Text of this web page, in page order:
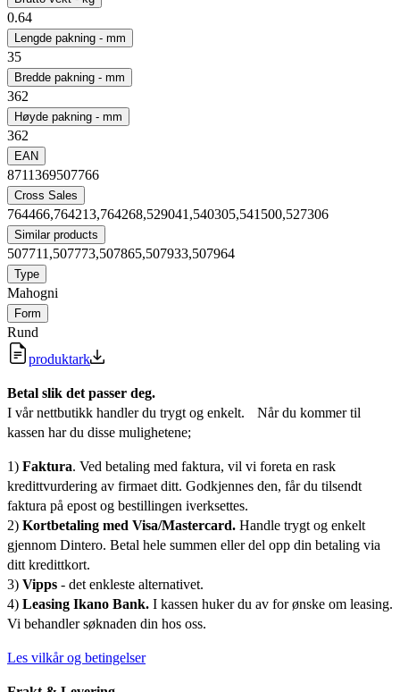
0.64
Lengde pakning - mm
35
Bredde pakning - mm
362
Høyde pakning - mm
362
EAN
8711369507766
Cross Sales
764466,764213,764268,529041,540305,541500,527306
Similar products
507711,507773,507865,507933,507964
Type
Mahogni
Form
Rund
produktark
Betal slik det passer deg.
I vår nettbutikk handler du trygt og enkelt. Når du kommer til
kassen har du disse mulighetene;
1) Faktura. Ved betaling med faktura, vil vi foreta en rask
kredittvurdering av firmaet ditt. Godkjennes den, får du tilsendt
faktura på epost og bestillingen iverksettes.
2) Kortbetaling med Visa/Mastercard. Handle trygt og enkelt
gjennom Dintero. Betal hele summen eller del opp din betaling via
ditt kredittkort.
3) Vipps - det enkleste alternativet.
4) Leasing Ikano Bank. I kassen huker du av for ønske om leasing.
Vi behandler søknaden din hos oss.
Les vilkår og betingelser